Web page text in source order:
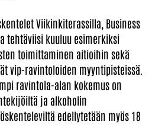
Viikinkiterassilla, Business
tehtäviisi kuuluu esimerkiksi
toimittaminen aitioihin sekä
vip-ravintoloiden myyntipisteissä.
ravintola-alan kokemus on
ja alkoholin
edellytetään myös 18